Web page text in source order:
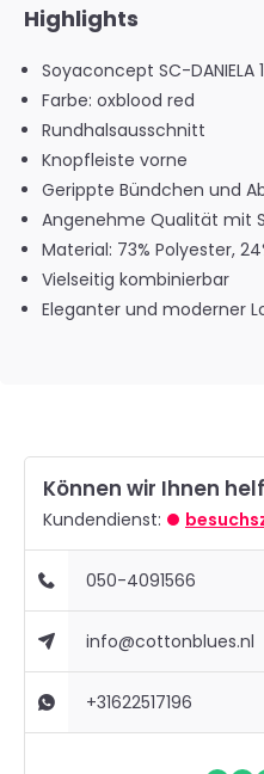
Highlights
Soyaconcept SC-DANIELA
Farbe: oxblood red
Rundhalsausschnitt
Knopfleiste vorne
Gerippte Bündchen und
Angenehme Qualität mit
Material: 73% Polyester,
Vielseitig kombinierbar
Eleganter und moderner
Können wir Ihnen
Kundendienst:
050-4091566
info@cottonblues.nl
+31622517196